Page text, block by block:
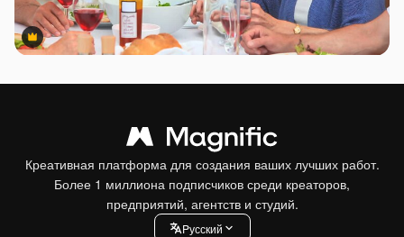
Premium
Premium
Креативная платформа для создания ваших лучших работ.
Более 1 миллиона подписчиков среди креаторов,
предприятий, агентств и студий.
Pусский